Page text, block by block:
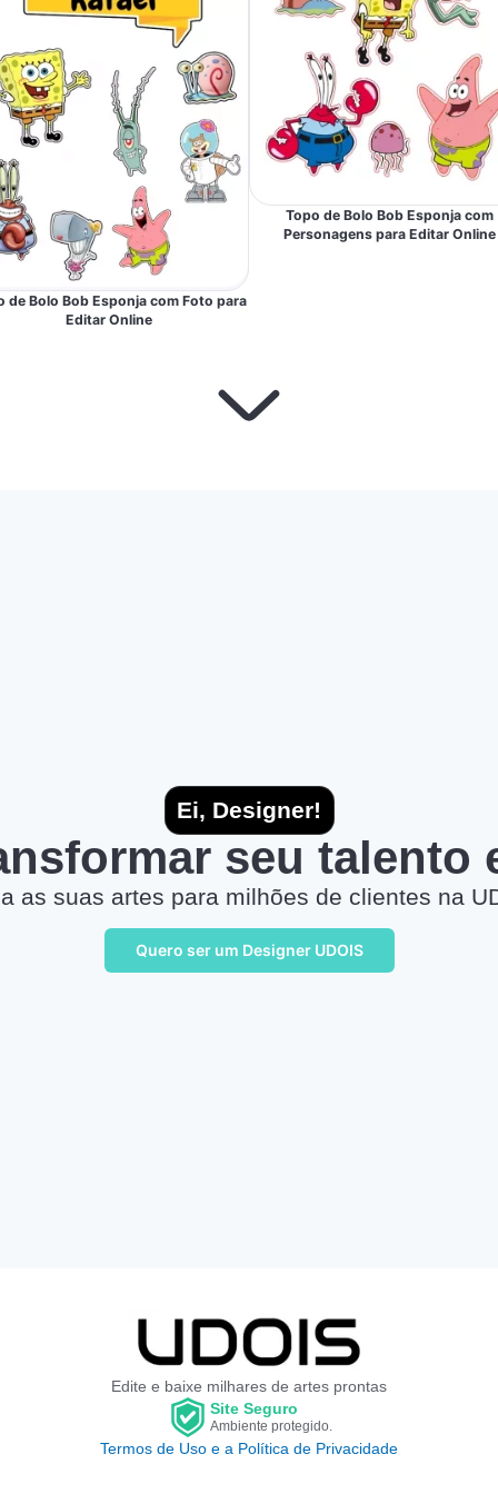
de Bolo Bob Esponja com Foto para
Editar Online
Topo de Bolo Bob Esponja com
Personagens para Editar Online
Ei, Designer!
seu talento
as suas artes para milhões de clientes na
Quero ser um Designer UDOIS
Edite e baixe milhares de artes prontas
Site Seguro
Ambiente protegido.
Termos de Uso e a Política de Privacidade